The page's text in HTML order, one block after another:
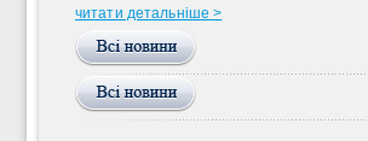
читати детальніше >